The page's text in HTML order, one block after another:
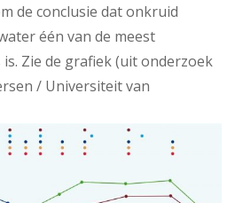
de conclusie dat onkruid
één van de meest
Zie de grafiek (uit onderzoek
/ Universiteit van